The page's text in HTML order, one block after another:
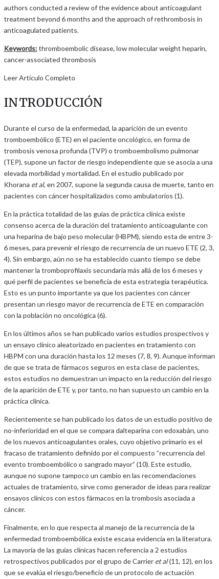
authors conducted a review of the evidence about anticoagulant
treatment beyond 6 months and the approach of rethrombosis in
anticoagulated patients.
Keywords:thromboembolic disease, low molecular weight heparin,
cancer-associated thrombosis
Leer Artículo Completo
INTRODUCCIÓN
Durante el curso de la enfermedad, la aparición de un evento
tromboembólico (ETE) en el paciente oncológico, en forma de
trombosis venosa profunda (TVP) o tromboembolismo pulmonar
(TEP), supone un factor de riesgo independiente que se asocia a una
elevada morbilidad y mortalidad. En el estudio publicado por
Khorana et al, en 2007, supone la segunda causa de muerte, tanto en
pacientes con cáncer hospitalizados como ambulatorios (1).
En la práctica totalidad de las guías de práctica clínica existe
consenso acerca de la duración del tratamiento anticoagulante con
una heparina de bajo peso molecular (HBPM), siendo esta de entre 3-
6 meses, para prevenir el riesgo de recurrencia de un nuevo ETE (2, 3,
4). Sin embargo, aún no se ha establecido cuanto tiempo se debe
mantener la tromboprofilaxis secundaria más allá de los 6 meses y
qué perfil de pacientes se beneficia de esta estrategia terapéutica.
Esto es un punto importante ya que los pacientes con cáncer
presentan un riesgo mayor de recurrencia de ETE en comparación
con la población no oncológica (6).
En los últimos años se han publicado varios estudios prospectivos y
un ensayo clínico aleatorizado en pacientes en tratamiento con
HBPM con una duración hasta los 12 meses (7, 8, 9). Aunque informan
de que se trata de fármacos seguros en esta clase de pacientes,
estos estudios no demuestran un impacto en la reducción del riesgo
de la aparición de ETE y, por tanto, no han supuesto un cambio en la
práctica clínica.
Recientemente se han publicado los datos de un estudio positivo de
no-inferioridad en el que se compara dalteparina con edoxabán, uno
de los nuevos anticoagulantes orales, cuyo objetivo primario es el
fracaso de tratamiento definido por el compuesto “recurrencia del
evento tromboembólico o sangrado mayor” (10). Este estudio,
aunque no supone tampoco un cambio en las recomendaciones
actuales de tratamiento, sirve como generador de ideas para realizar
ensayos clínicos con estos fármacos en la trombosis asociada a
cáncer.
Finalmente, en lo que respecta al manejo de la recurrencia de la
enfermedad tromboembólica existe escasa evidencia en la literatura.
La mayoría de las guías clínicas hacen referencia a 2 estudios
retrospectivos publicados por el grupo de Carrier et al(11, 12), en los
que se evalúa el riesgo/beneficio de un protocolo de actuación